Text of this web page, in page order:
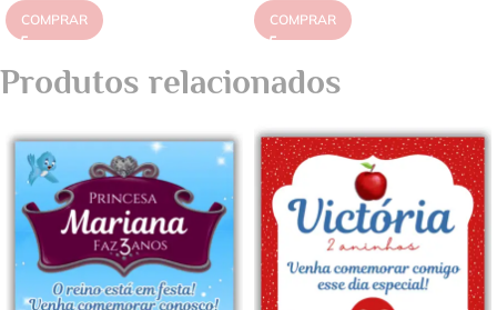
COMPRAR COMPRAR
Produtos relacionados